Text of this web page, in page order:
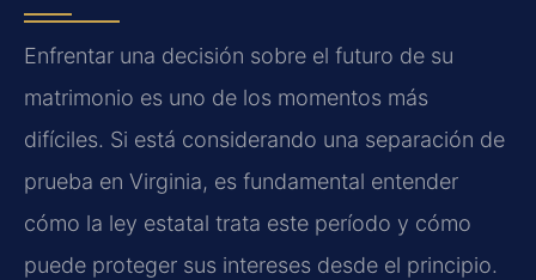
Enfrentar una decisión sobre el futuro de su
matrimonio es uno de los momentos más
difíciles. Si está considerando una separación de
prueba en Virginia, es fundamental entender
cómo la ley estatal trata este período y cómo
puede proteger sus intereses desde el principio.